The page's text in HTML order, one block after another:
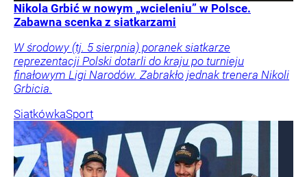
Nikola Grbić w nowym „wcieleniu” w Polsce.
Zabawna scenka z siatkarzami
W środowy (tj. 5 sierpnia) poranek siatkarze
reprezentacji Polski dotarli do kraju po turnieju
finałowym Ligi Narodów. Zabrakło jednak trenera Nikoli
Grbicia.
SiatkówkaSport